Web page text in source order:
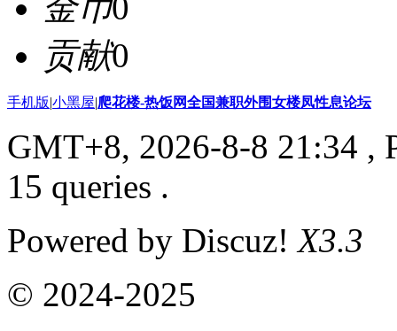
贡献0
手机版|小黑屋|爬花楼-热饭网全国兼职外围女楼凤性息论坛
GMT+8, 2026-8-8 21:34 ,
15 queries .
Powered by Discuz!X3.3
© 2024-2025